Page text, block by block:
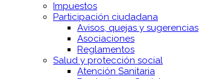
Impuestos
Participación ciudadana
Avisos, quejas y sugerencias
Asociaciones
Reglamentos
Salud y protección social
Atención Sanitaria